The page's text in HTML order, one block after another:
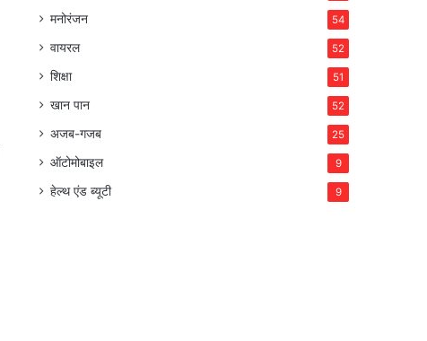
मनोरंजन 54
वायरल 52
शिक्षा 51
खान पान 52
अजब-गजब 25
ऑटोमोबाइल 9
हेल्थ एंड ब्यूटी 9